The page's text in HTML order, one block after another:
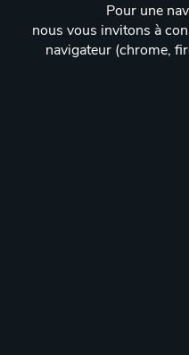
Pour une
nous vous invitons à
navigateur (chrome,